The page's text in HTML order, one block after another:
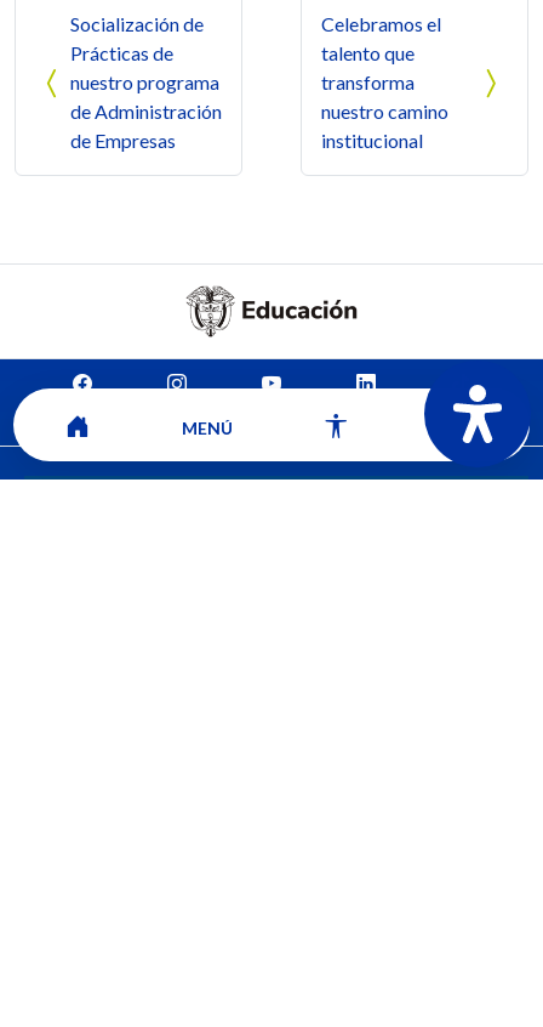
Socialización de
Prácticas de
nuestro programa
de Administración
de Empresas
Celebramos el
talento que
transforma
nuestro camino
institucional
Mapa del sitio Ver ubicación y horarios de atención
MENÚ